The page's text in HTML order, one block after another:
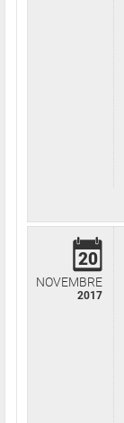
20
NOVEMBRE
2017